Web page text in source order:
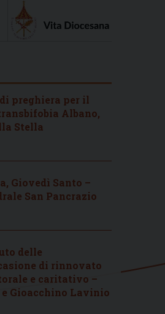
preghiera per il
Albano,
Stella
Giovedì Santo –
San Pancrazio
delle
di rinnovato
e caritativo –
Gioacchino Lavinio